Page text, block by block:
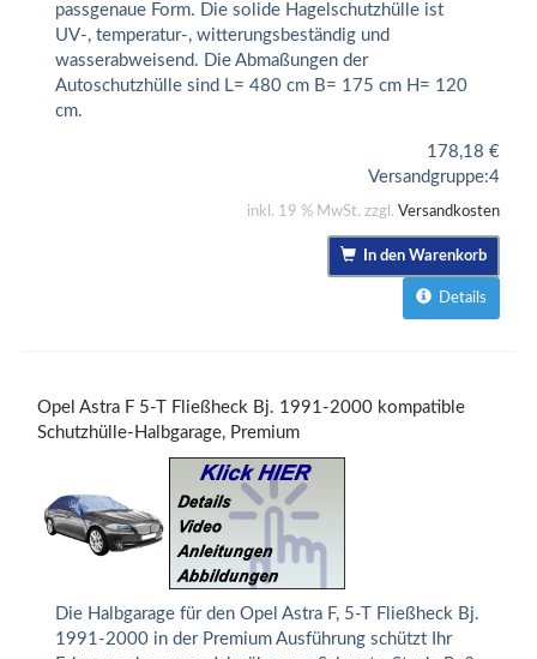
passgenaue Form. Die solide Hagelschutzhülle ist
UV-, temperatur-, witterungsbeständig und
wasserabweisend. Die Abmaßungen der
Autoschutzhülle sind L= 480 cm B= 175 cm H= 120
cm.
178,18 €
Versandgruppe:4
inkl. 19 % MwSt. zzgl. Versandkosten
In den Warenkorb
Details
Opel Astra F 5-T Fließheck Bj. 1991-2000 kompatible
Schutzhülle-Halbgarage, Premium
Die Halbgarage für den Opel Astra F, 5-T Fließheck Bj.
1991-2000 in der Premium Ausführung schützt Ihr